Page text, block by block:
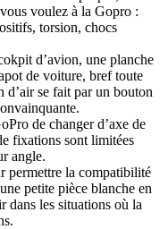
voulez à la Gopro :
torsion, chocs
d’avion, une planche
de voiture, bref toute
d’air se fait par un bouton
de changer d’axe de
fixations sont limitées
angle.
permettre la compatibilité
petite pièce blanche en
dans les situations où la